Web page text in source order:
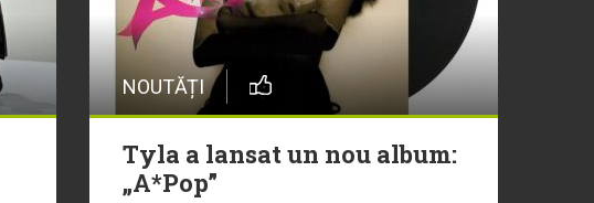
NOUTĂȚI
Tyla a lansat un nou album:
„A*Pop”